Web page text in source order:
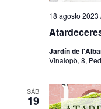
18 agosto 2023
Jardín de
Vinalopò, 8,
SÁB
19